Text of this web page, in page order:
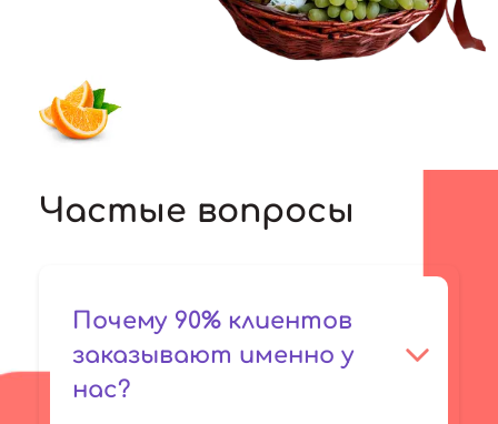
Частые вопросы
Почему 90% клиентов
заказывают именно у
нас?